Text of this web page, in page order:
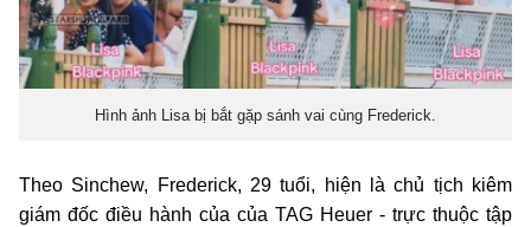
Hình ảnh Lisa bị bắt gặp sánh vai cùng Frederick.
Theo Sinchew, Frederick, 29 tuổi, hiện là chủ tịch kiêm
giám đốc điều hành của của TAG Heuer - trực thuộc tập